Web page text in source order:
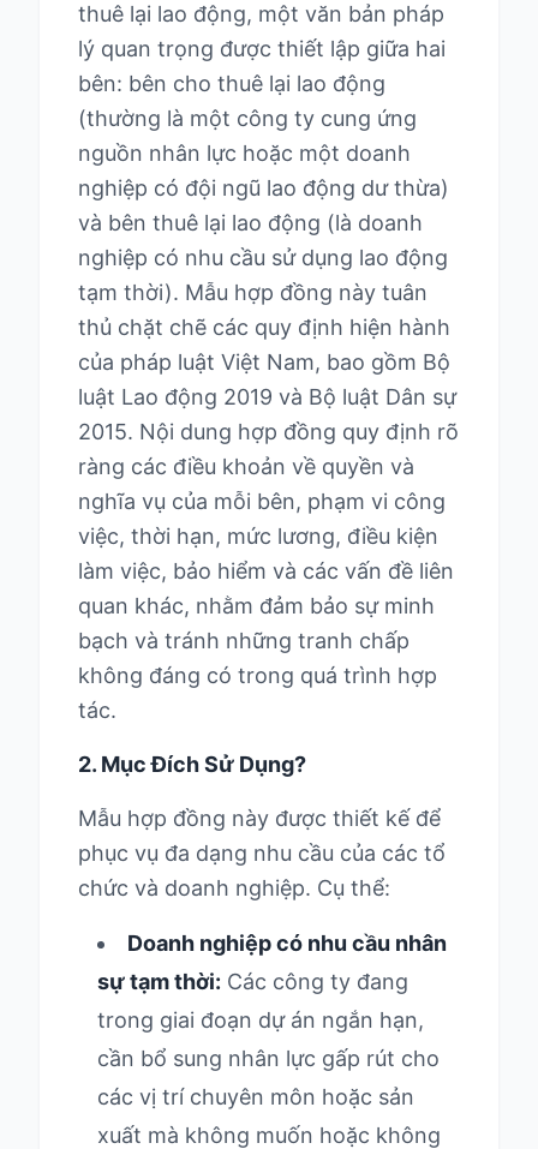
thuê lại lao động, một văn bản pháp
lý quan trọng được thiết lập giữa hai
bên: bên cho thuê lại lao động
(thường là một công ty cung ứng
nguồn nhân lực hoặc một doanh
nghiệp có đội ngũ lao động dư thừa)
và bên thuê lại lao động (là doanh
nghiệp có nhu cầu sử dụng lao động
tạm thời). Mẫu hợp đồng này tuân
thủ chặt chẽ các quy định hiện hành
của pháp luật Việt Nam, bao gồm Bộ
luật Lao động 2019 và Bộ luật Dân sự
2015. Nội dung hợp đồng quy định rõ
ràng các điều khoản về quyền và
nghĩa vụ của mỗi bên, phạm vi công
việc, thời hạn, mức lương, điều kiện
làm việc, bảo hiểm và các vấn đề liên
quan khác, nhằm đảm bảo sự minh
bạch và tránh những tranh chấp
không đáng có trong quá trình hợp
tác.
2. Mục Đích Sử Dụng?
Mẫu hợp đồng này được thiết kế để
phục vụ đa dạng nhu cầu của các tổ
chức và doanh nghiệp. Cụ thể:
Doanh nghiệp có nhu cầu nhân
sự tạm thời: Các công ty đang
trong giai đoạn dự án ngắn hạn,
cần bổ sung nhân lực gấp rút cho
các vị trí chuyên môn hoặc sản
xuất mà không muốn hoặc không